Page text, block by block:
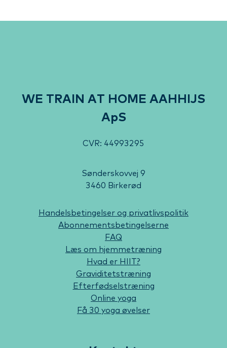
WE TRAIN AT HOME AAHHIJS
ApS
CVR: 44993295
Sønderskovvej 9
3460 Birkerød
Handelsbetingelser og privatlivspolitik
Abonnementsbetingelserne
FAQ
Læs om hjemmetræning
Hvad er HIIT?
Graviditetstræning
Efterfødselstræning
Online yoga
Få 30 yoga øvelser